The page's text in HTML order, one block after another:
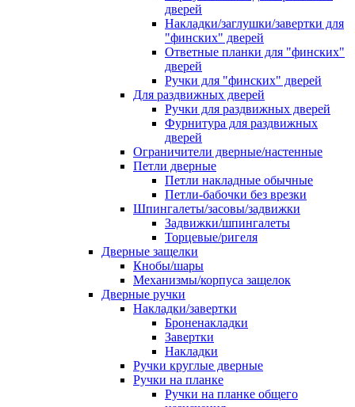
дверей
Накладки/заглушки/завертки для
"финских" дверей
Ответные планки для "финских"
дверей
Ручки для "финских" дверей
Для раздвижных дверей
Ручки для раздвижных дверей
Фурнитура для раздвижных
дверей
Ограничители дверные/настенные
Петли дверные
Петли накладные обычные
Петли-бабочки без врезки
Шпингалеты/засовы/задвижки
Задвижки/шпингалеты
Торцевые/ригеля
Дверные защелки
Кнобы/шары
Механизмы/корпуса защелок
Дверные ручки
Накладки/завертки
Броненакладки
Завертки
Накладки
Ручки круглые дверные
Ручки на планке
Ручки на планке общего